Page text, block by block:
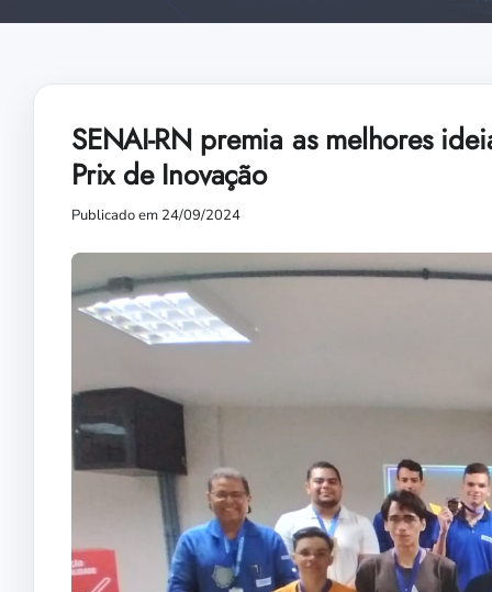
SENAI-RN premia as melhores
Prix de Inovação
Publicado em 24/09/2024